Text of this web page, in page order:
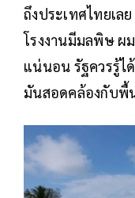
ถึงประเทศไทยเล
โรงงานมีมลพิษ ผ
แน่นอน รัฐควรรู้ไ
มันสอดคล้องกับพื้